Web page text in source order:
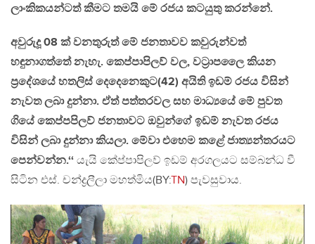
ලාංකිකයන්ටත් කීමට තමයි මේ රජය කටයුතු කරන්නේ.
අවුරුදූ 08 ක් වනතුරුත් මේ ජනතාවව කවුරුන්වත්
හඳුනාගත්තේ නැහැ. කෙප්පාපිලව් වල, වට්‍රාපලෛ කියන
ප්‍රදේශයේ හතලිස් දෙදෙනෙකුට(42) අයිති ඉඩම් රජය විසින්
නැවත ලබා දුන්නා. ඒත් පත්තරවල සහ මාධ්‍යයේ මේ පුවත
ගියේ කෙප්පපිලව් ජනතාවට ඔවුන්ගේ ඉඩම් නැවත රජය
විසින් ලබා දුන්නා කියලා. මේවා එහෙම කළේ ජාත්‍යන්තරයට
පෙන්වන්න.‘‘ යැයි කේප්පාපිලව් ඉඩම් අරගලයට සම්බන්ධ වී
සිටින එස්. චන්ද්‍රලීලා මහත්මිය(BY:TN) පැවසුවාය.